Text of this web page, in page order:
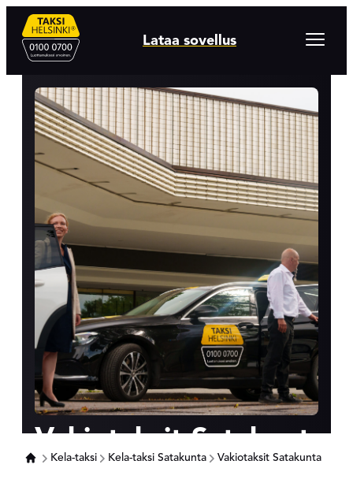
Hyppää
sisältöön
Lataa sovellus
Avaa
valikko
Vakiotaksit Satakunta
Kela-taksi Kela-taksi Satakunta Vakiotaksit Satakunta